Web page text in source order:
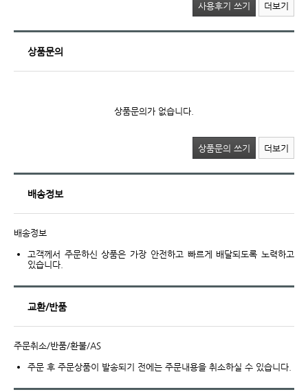
사용후기 쓰기 더보기
상품문의
상품문의가 없습니다.
상품문의 쓰기 더보기
배송정보
배송정보
고객께서 주문하신 상품은 가장 안전하고 빠르게 배달되도록 노력하고
있습니다.
교환/반품
주문취소/반품/환불/AS
주문 후 주문상품이 발송되기 전에는 주문내용을 취소하실 수 있습니다.